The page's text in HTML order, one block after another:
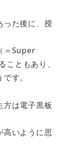
った後に、授
＝Super
ともあり、
す。
方は電子黒板
高いように思